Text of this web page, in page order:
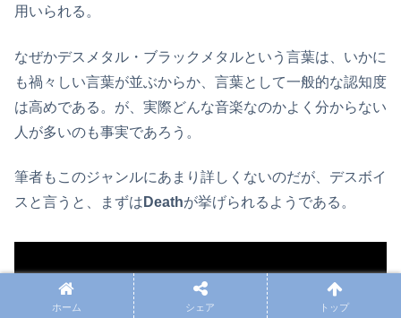
用いられる。
なぜかデスメタル・ブラックメタルという言葉は、いかに
も禍々しい言葉が並ぶからか、言葉として一般的な認知度
は高めである。が、実際どんな音楽なのかよく分からない
人が多いのも事実であろう。
筆者もこのジャンルにあまり詳しくないのだが、デスボイ
スと言うと、まずは Deathが挙げられるようである。
ホーム シェア トップ